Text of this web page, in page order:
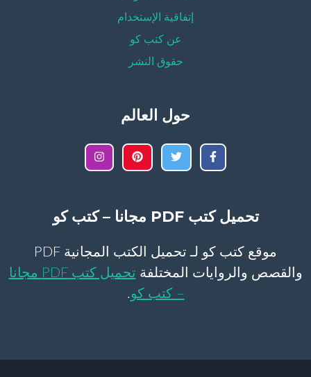
إتفاقية الإستخدام
عن كتب كو
حقوق النشر
حول العالم
تحميل كتب PDF مجانا – كتب كو
موقع كتب كو لـ تحميل الكتب المجانية PDF
والقصص والروايات المختلفة
تحميل كتب PDF مجانا
– كتب كو.